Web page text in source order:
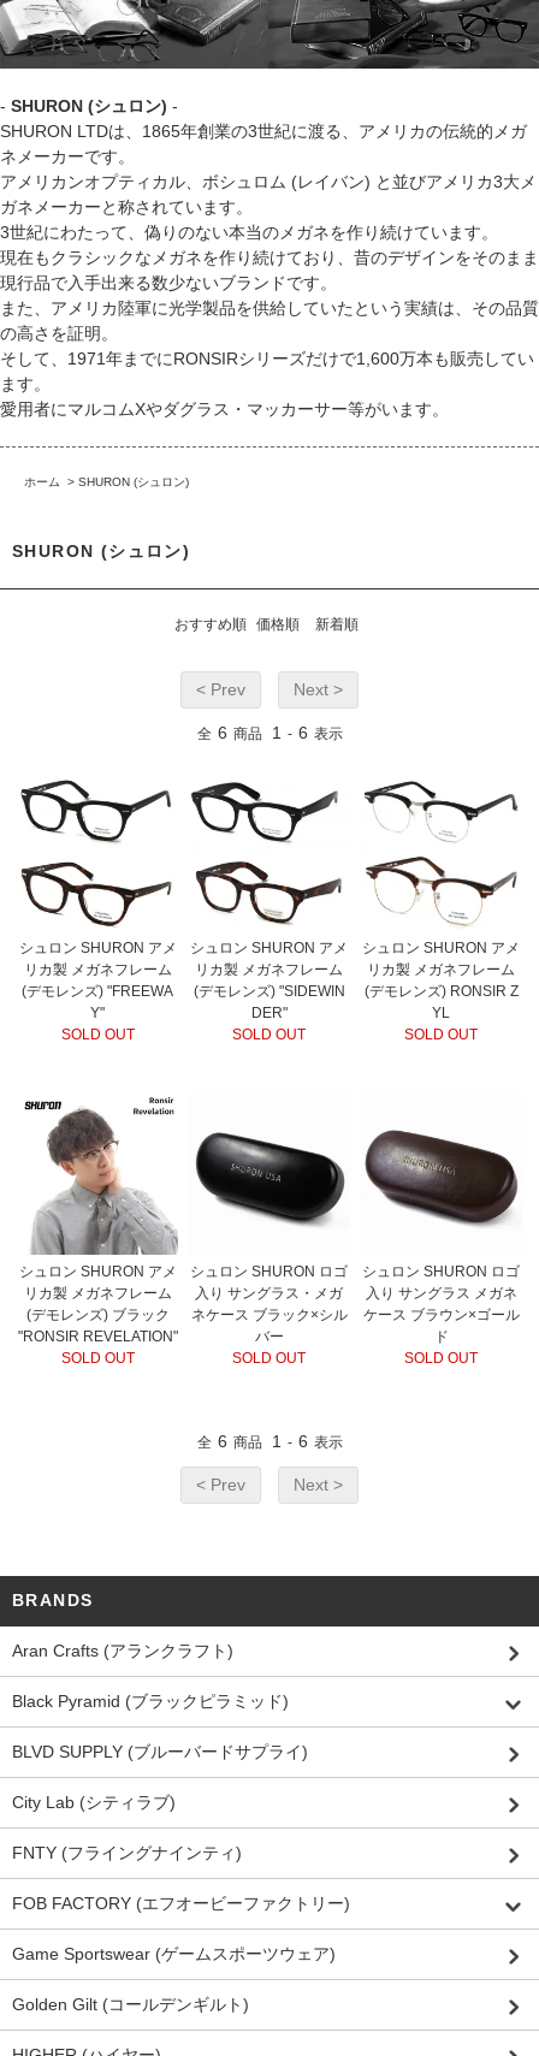
- SHURON (シュロン) -
SHURON LTDは、1865年創業の3世紀に渡る、アメリカの伝統的メガ
ネメーカーです。
アメリカンオプティカル、ボシュロム (レイバン) と並びアメリカ3大メ
ガネメーカーと称されています。
3世紀にわたって、偽りのない本当のメガネを作り続けています。
現在もクラシックなメガネを作り続けており、昔のデザインをそのまま
現行品で入手出来る数少ないブランドです。
また、アメリカ陸軍に光学製品を供給していたという実績は、その品質
の高さを証明。
そして、1971年までにRONSIRシリーズだけで1,600万本も販売してい
ます。
愛用者にマルコムXやダグラス・マッカーサー等がいます。
ホーム > SHURON (シュロン)
SHURON (シュロン)
おすすめ順 価格順 新着順
< Prev Next >
全 6 商品 1 - 6 表示
シュロン SHURON アメ
リカ製 メガネフレーム
(デモレンズ) "FREEWA
Y"
SOLD OUT
シュロン SHURON アメ
リカ製 メガネフレーム
(デモレンズ) "SIDEWIN
DER"
SOLD OUT
シュロン SHURON アメ
リカ製 メガネフレーム
(デモレンズ) RONSIR Z
YL
SOLD OUT
シュロン SHURON アメ
リカ製 メガネフレーム
(デモレンズ) ブラック
"RONSIR REVELATION"
SOLD OUT
シュロン SHURON ロゴ
入り サングラス・メガ
ネケース ブラック×シル
バー
SOLD OUT
シュロン SHURON ロゴ
入り サングラス メガネ
ケース ブラウン×ゴール
ド
SOLD OUT
全 6 商品 1 - 6 表示
< Prev Next >
BRANDS
Aran Crafts (アランクラフト)
Black Pyramid (ブラックピラミッド)
BLVD SUPPLY (ブルーバードサプライ)
City Lab (シティラブ)
FNTY (フライングナインティ)
FOB FACTORY (エフオービーファクトリー)
Game Sportswear (ゲームスポーツウェア)
Golden Gilt (コールデンギルト)